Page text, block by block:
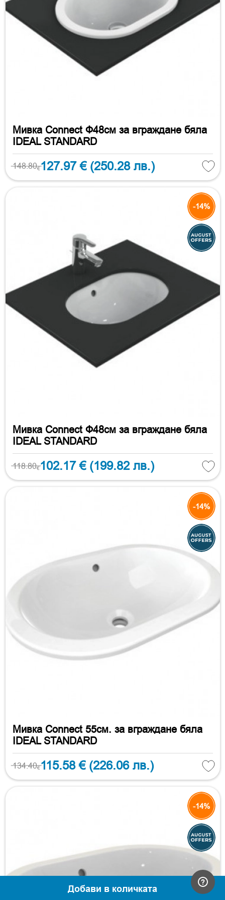
Добави в количката
Мивка Connect Ф48см за вграждане бяла
IDEAL STANDARD
148.80€127.97 € (250.28 лв.)
-14%
Мивка Connect Ф48см за вграждане бяла
IDEAL STANDARD
118.80€102.17 € (199.82 лв.)
-14%
Мивка Connect 55см. за вграждане бяла
IDEAL STANDARD
134.40€115.58 € (226.06 лв.)
-14%